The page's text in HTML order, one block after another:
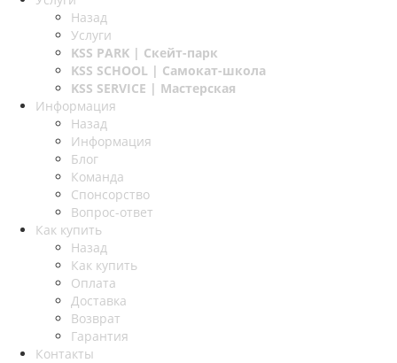
Назад
Услуги
KSS PARK | Скейт-парк
KSS SCHOOL | Самокат-школа
KSS SERVICE | Мастерская
Информация
Назад
Информация
Блог
Команда
Спонсорство
Вопрос-ответ
Как купить
Назад
Как купить
Оплата
Доставка
Возврат
Гарантия
Контакты